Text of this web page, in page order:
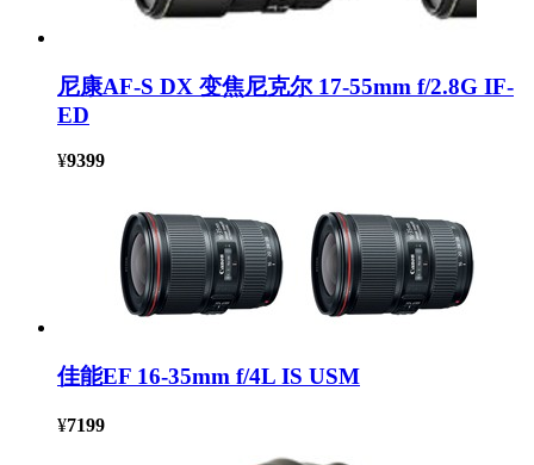
尼康AF-S DX 变焦尼克尔 17-55mm f/2.8G IF-
ED
¥9399
佳能EF 16-35mm f/4L IS USM
¥7199